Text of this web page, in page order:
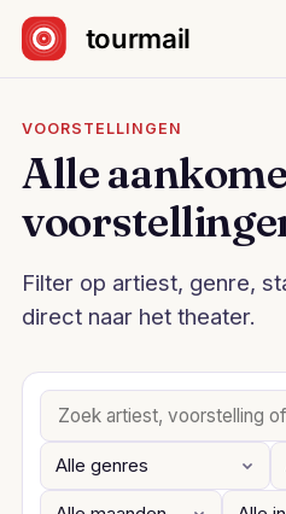
Sla navigatie over
VOORSTELLINGEN
Alle
Filter op artiest, genre,
direct naar het theater.